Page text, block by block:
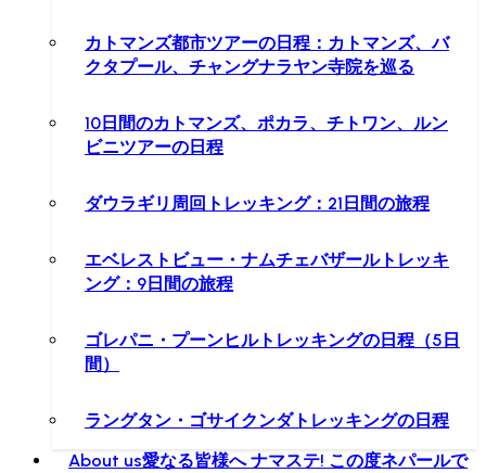
カトマンズ都市ツアーの日程：カトマンズ、バ
クタプール、チャングナラヤン寺院を巡る
10日間のカトマンズ、ポカラ、チトワン、ルン
ビニツアーの日程
ダウラギリ周回トレッキング：21日間の旅程
エベレストビュー・ナムチェバザールトレッキ
ング：9日間の旅程
ゴレパニ・プーンヒルトレッキングの日程（5日
間）
ラングタン・ゴサイクンダトレッキングの日程
About us愛なる皆様へ ナマステ! この度ネパールで